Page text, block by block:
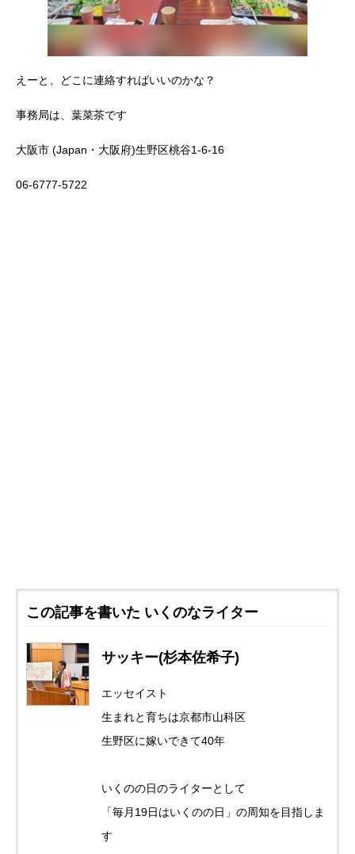
えーと、どこに連絡すればいいのかな？
事務局は、葉菜茶です
大阪市 (Japan・大阪府)生野区桃谷1-6-16
06-6777-5722
この記事を書いた いくのなライター
サッキー(杉本佐希子)
エッセイスト
生まれと育ちは京都市山科区
生野区に嫁いできて40年
いくのの日のライターとして
「毎月19日はいくのの日」の周知を目指しま
す